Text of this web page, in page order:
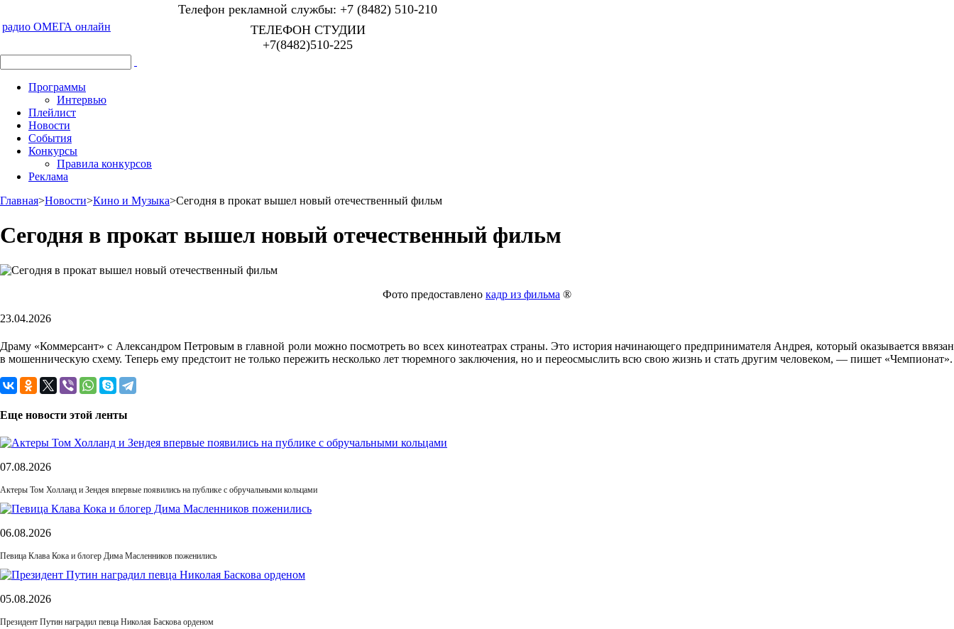
радио ОМЕГА онлайн
Телефон рекламной службы: +7 (8482) 510-210
ТЕЛЕФОН СТУДИИ
+7(8482)510-225
Программы
Интервью
Плейлист
Новости
События
Конкурсы
Правила конкурсов
Реклама
Главная>Новости>Кино и Музыка>Сегодня в прокат вышел новый отечественный фильм
Сегодня в прокат вышел новый отечественный фильм
Фото предоставлено кадр из фильма ®
23.04.2026
Драму «Коммерсант» с Александром Петровым в главной роли можно посмотреть во всех кинотеатрах страны. Это история начинающего предпринимателя Андрея, который оказывается ввязан
в мошенническую схему. Теперь ему предстоит не только пережить несколько лет тюремного заключения, но и переосмыслить всю свою жизнь и стать другим человеком, — пишет «Чемпионат».
Еще новости этой ленты
07.08.2026
Актеры Том Холланд и Зендея впервые появились на публике с обручальными кольцами
06.08.2026
Певица Клава Кока и блогер Дима Масленников поженились
05.08.2026
Президент Путин наградил певца Николая Баскова орденом